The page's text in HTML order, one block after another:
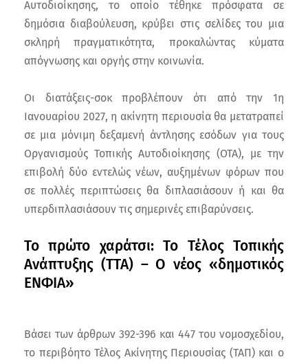
Αυτοδιοίκησης, το οποίο τέθηκε πρόσφατα σε
δημόσια διαβούλευση, κρύβει στις σελίδες του μια
σκληρή πραγματικότητα, προκαλώντας κύματα
απόγνωσης και οργής στην κοινωνία.
Οι διατάξεις-σοκ προβλέπουν ότι από την 1η
Ιανουαρίου 2027, η ακίνητη περιουσία θα μετατραπεί
σε μια μόνιμη δεξαμενή άντλησης εσόδων για τους
Οργανισμούς Τοπικής Αυτοδιοίκησης (OTA), με την
επιβολή δύο εντελώς νέων, αυξημένων φόρων που
σε πολλές περιπτώσεις θα διπλασιάσουν ή και θα
υπερδιπλασιάσουν τις σημερινές επιβαρύνσεις.
Το πρώτο χαράτσι: Το Τέλος Τοπικής
Ανάπτυξης (TTA) – Ο νέος «δημοτικός
ΕΝΦΙΑ»
Βάσει των άρθρων 392-396 και 447 του νομοσχεδίου,
το περιβόητο Τέλος Ακίνητης Περιουσίας (TAΠ) και ο